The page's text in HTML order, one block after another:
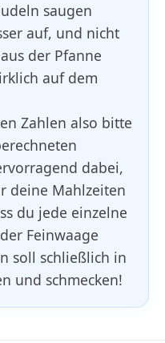
saugen
auf, und nicht
der Pfanne
auf dem
Zahlen also bitte
dabei,
deine Mahlzeiten
du jede einzelne
Feinwaage
soll schließlich in
und schmecken!